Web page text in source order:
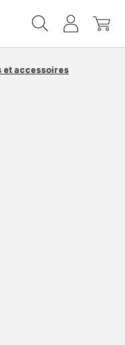
MonMon
et accessoires